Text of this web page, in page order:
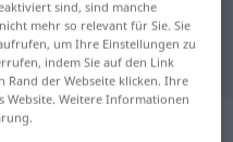
Verb
sind, sind manche
mehr so relevant für Sie. Sie
um Ihre Einstellungen zu
indem Sie auf den Link
Rand der Webseite klicken. Ihre
Website. Weitere Informationen